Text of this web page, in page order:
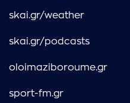
skai.gr/weather
skai.gr/podcasts
oloimaziboroume.gr
sport-fm.gr